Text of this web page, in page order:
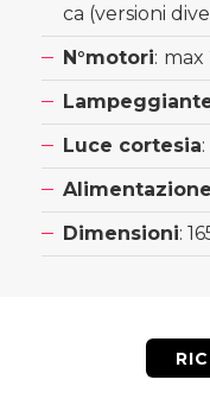
ca (versioni
N°motori: max
Luce cortesia:
Dimensioni: